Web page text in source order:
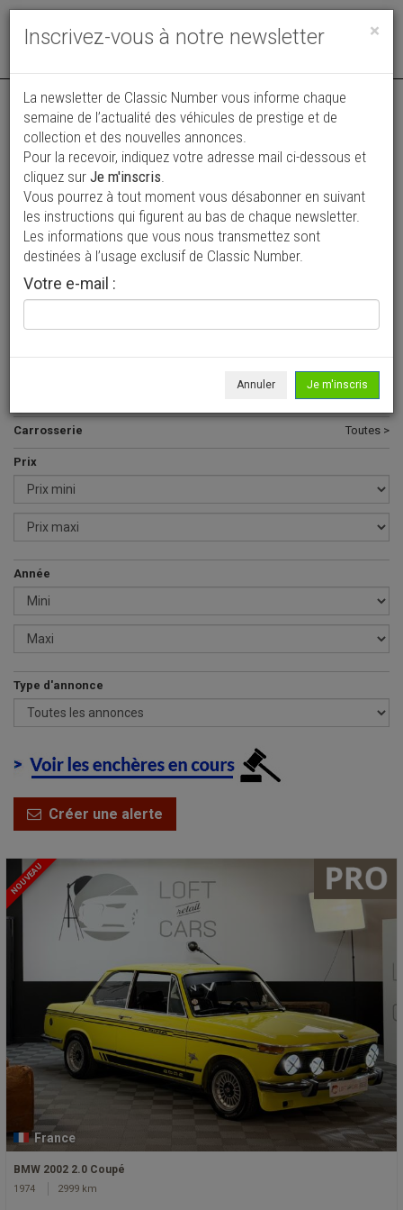
Toggle
Vos annonces vues par
plus de 4 millions de collectionneurs
Ajouter une annonce
> Rechercher un véhicule
2002 >
Carrosserie Toutes >
Prix
Année
Type d'annonce
Créer une alerte
NOUVEAU
France
BMW 2002 2.0 Coupé
1974 2999 km
×
Inscrivez-vous à notre newsletter
La newsletter de Classic Number vous informe chaque
semaine de l’actualité des véhicules de prestige et de
collection et des nouvelles annonces.
Pour la recevoir, indiquez votre adresse mail ci-dessous et
cliquez sur Je m'inscris.
Vous pourrez à tout moment vous désabonner en suivant
les instructions qui figurent au bas de chaque newsletter.
Les informations que vous nous transmettez sont
destinées à l’usage exclusif de Classic Number.
Votre e-mail :
Annuler Je m'inscris